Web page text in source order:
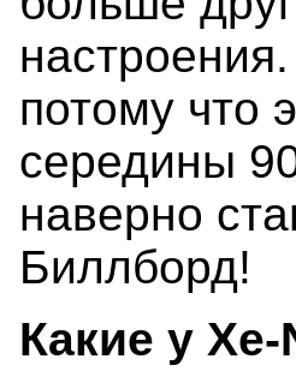
потому что
середины
наверно
Биллборд!
Какие у